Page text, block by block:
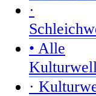
·
• Alle
·